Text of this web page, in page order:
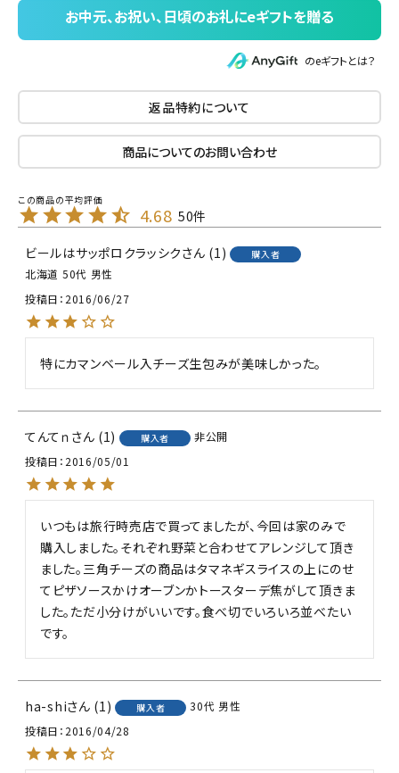
のeギフトとは？
返品特約について
商品についてのお問い合わせ
4.68 50
ビールはサッポロクラッシク 1 購入者
北海道 50代 男性
投稿日 2016/06/27
特にカマンベール入チーズ生包みが美味しかった。
てんてｎ 1 購入者
非公開
投稿日 2016/05/01
いつもは旅行時売店で買ってましたが、今回は家のみで
購入しました。それぞれ野菜と合わせてアレンジして頂き
ました。三角チーズの商品はタマネギスライスの上にのせ
てピザソースかけオーブンかトースターデ焦がして頂きま
した。ただ小分けがいいです。食べ切でいろいろ並べたい
です。
ha-shi 1 購入者 30代 男性
投稿日 2016/04/28